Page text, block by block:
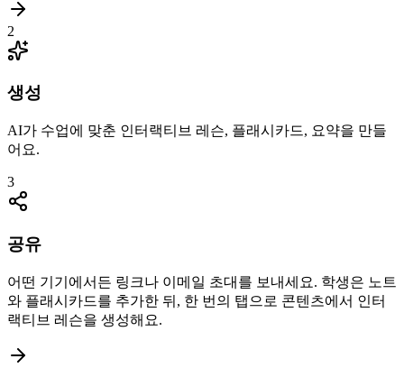
2
생성
AI가 수업에 맞춘 인터랙티브 레슨, 플래시카드, 요약을 만들
어요.
3
공유
어떤 기기에서든 링크나 이메일 초대를 보내세요. 학생은 노트
와 플래시카드를 추가한 뒤, 한 번의 탭으로 콘텐츠에서 인터
랙티브 레슨을 생성해요.